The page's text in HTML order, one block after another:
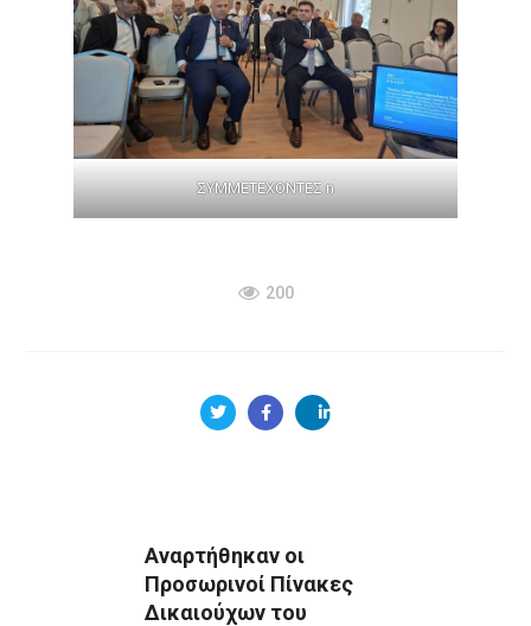
ΣΥΜΜΕΤΕΧΟΝΤΕΣ n
200
Αναρτήθηκαν οι
Προσωρινοί Πίνακες
Δικαιούχων του